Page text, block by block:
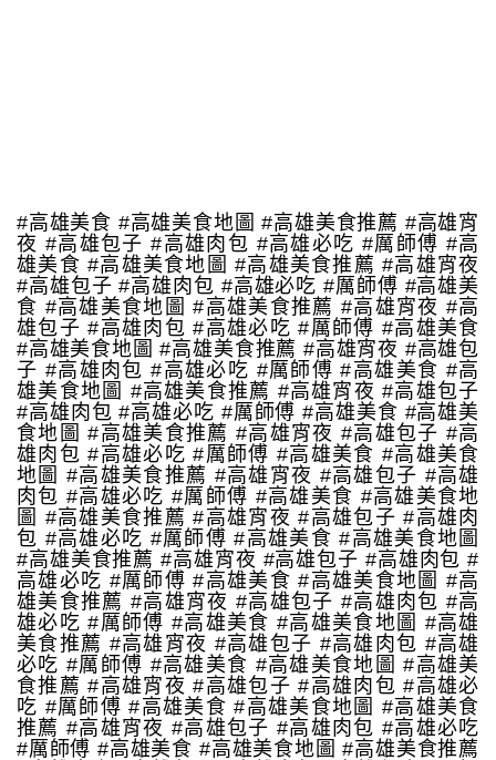
#高雄美食 #高雄美食地圖 #高雄美食推薦 #高雄宵
夜 #高雄包子 #高雄肉包 #高雄必吃 #厲師傅 #高
雄美食 #高雄美食地圖 #高雄美食推薦 #高雄宵夜
#高雄包子 #高雄肉包 #高雄必吃 #厲師傅 #高雄美
食 #高雄美食地圖 #高雄美食推薦 #高雄宵夜 #高
雄包子 #高雄肉包 #高雄必吃 #厲師傅 #高雄美食
#高雄美食地圖 #高雄美食推薦 #高雄宵夜 #高雄包
子 #高雄肉包 #高雄必吃 #厲師傅 #高雄美食 #高
雄美食地圖 #高雄美食推薦 #高雄宵夜 #高雄包子
#高雄肉包 #高雄必吃 #厲師傅 #高雄美食 #高雄美
食地圖 #高雄美食推薦 #高雄宵夜 #高雄包子 #高
雄肉包 #高雄必吃 #厲師傅 #高雄美食 #高雄美食
地圖 #高雄美食推薦 #高雄宵夜 #高雄包子 #高雄
肉包 #高雄必吃 #厲師傅 #高雄美食 #高雄美食地
圖 #高雄美食推薦 #高雄宵夜 #高雄包子 #高雄肉
包 #高雄必吃 #厲師傅 #高雄美食 #高雄美食地圖
#高雄美食推薦 #高雄宵夜 #高雄包子 #高雄肉包 #
高雄必吃 #厲師傅 #高雄美食 #高雄美食地圖 #高
雄美食推薦 #高雄宵夜 #高雄包子 #高雄肉包 #高
雄必吃 #厲師傅 #高雄美食 #高雄美食地圖 #高雄
美食推薦 #高雄宵夜 #高雄包子 #高雄肉包 #高雄
必吃 #厲師傅 #高雄美食 #高雄美食地圖 #高雄美
食推薦 #高雄宵夜 #高雄包子 #高雄肉包 #高雄必
吃 #厲師傅 #高雄美食 #高雄美食地圖 #高雄美食
推薦 #高雄宵夜 #高雄包子 #高雄肉包 #高雄必吃
#厲師傅 #高雄美食 #高雄美食地圖 #高雄美食推薦